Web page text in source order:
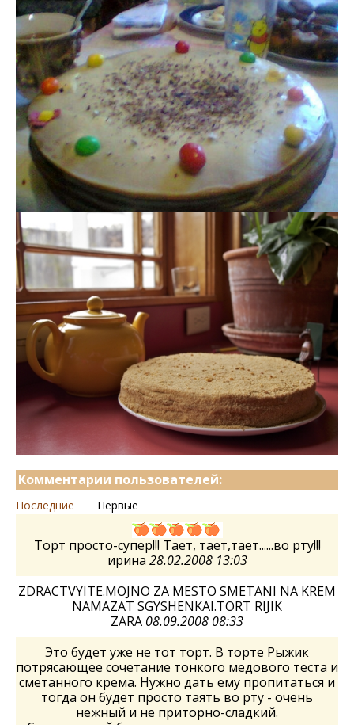
Комментарии пользователей:
Последние Первые
Торт просто-супер!!! Тает, тает,тает......во рту!!!
ирина 28.02.2008 13:03
ZDRACTVYITE.MOJNO ZA MESTO SMETANI NA KREM
NAMAZAT SGYSHENKAI.TORT RIJIK
ZARA 08.09.2008 08:33
Это будет уже не тот торт. В торте Рыжик
потрясающее сочетание тонкого медового теста и
сметанного крема. Нужно дать ему пропитаться и
тогда он будет просто таять во рту - очень
нежный и не приторно-сладкий.